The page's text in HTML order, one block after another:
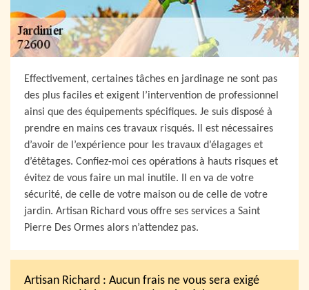
Effectivement, certaines tâches en jardinage ne sont pas
des plus faciles et exigent l’intervention de professionnel
ainsi que des équipements spécifiques. Je suis disposé à
prendre en mains ces travaux risqués. Il est nécessaires
d’avoir de l’expérience pour les travaux d’élagages et
d’étêtages. Confiez-moi ces opérations à hauts risques et
évitez de vous faire un mal inutile. Il en va de votre
sécurité, de celle de votre maison ou de celle de votre
jardin. Artisan Richard vous offre ses services a Saint
Pierre Des Ormes alors n’attendez pas.
Artisan Richard : Aucun frais ne vous sera exigé